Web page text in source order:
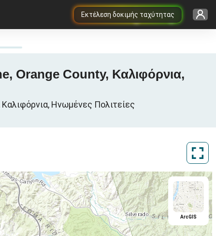
Εκτέλεση δοκιμής ταχύτητας
Orange County, Καλιφόρνια,
Ηνωμένες Πολιτείες
ArcGIS